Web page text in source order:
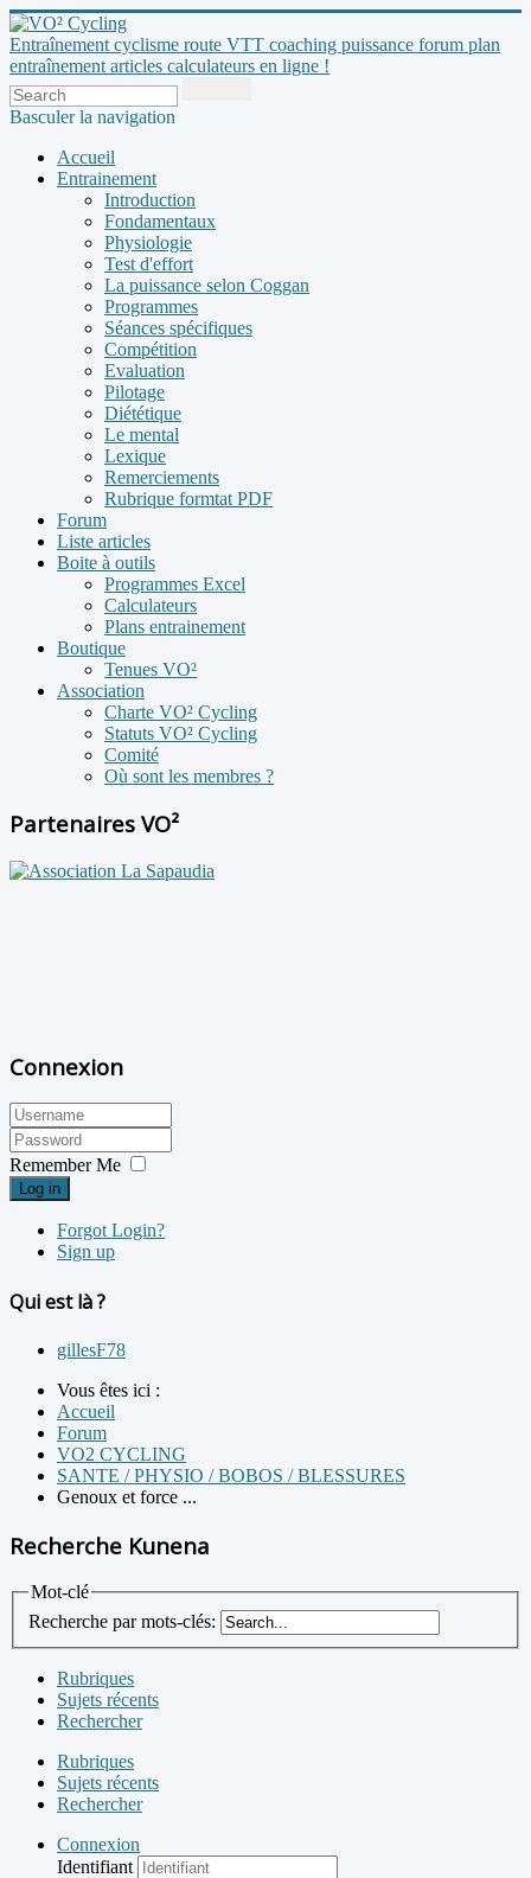
Entraînement cyclisme route VTT coaching puissance forum plan
entraînement articles calculateurs en ligne !
Basculer la navigation
Accueil
Entrainement
Introduction
Fondamentaux
Physiologie
Test d'effort
La puissance selon Coggan
Programmes
Séances spécifiques
Compétition
Evaluation
Pilotage
Diététique
Le mental
Lexique
Remerciements
Rubrique formtat PDF
Forum
Liste articles
Boite à outils
Programmes Excel
Calculateurs
Plans entrainement
Boutique
Tenues VO²
Association
Charte VO² Cycling
Statuts VO² Cycling
Comité
Où sont les membres ?
Partenaires VO²
Connexion
Remember Me
Log in
Forgot Login?
Sign up
Qui est là ?
gillesF78
Vous êtes ici :
Accueil
Forum
VO2 CYCLING
SANTE / PHYSIO / BOBOS / BLESSURES
Genoux et force ...
Recherche Kunena
Mot-clé
Recherche par mots-clés:
Rubriques
Sujets récents
Rechercher
Rubriques
Sujets récents
Rechercher
Connexion
Identifiant